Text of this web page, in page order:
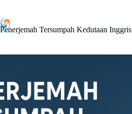
content
Penerjemah Tersumpah Kedutaan Inggris